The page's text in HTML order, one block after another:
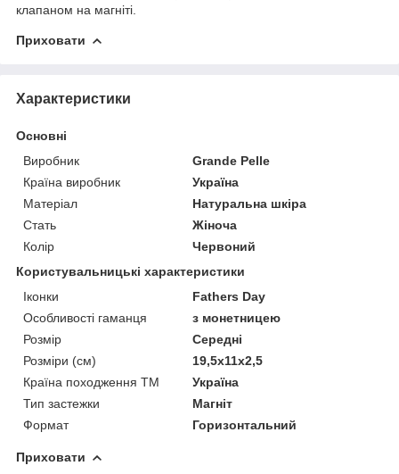
клапаном на магніті.
Приховати
Характеристики
Основні
Виробник
Grande Pelle
Країна виробник
Україна
Матеріал
Натуральна шкіра
Стать
Жіноча
Колір
Червоний
Користувальницькі характеристики
Іконки
Fathers Day
Особливості гаманця
з монетницею
Розмір
Середні
Розміри (см)
19,5х11х2,5
Країна походження ТМ
Україна
Тип застежки
Магніт
Формат
Горизонтальний
Приховати